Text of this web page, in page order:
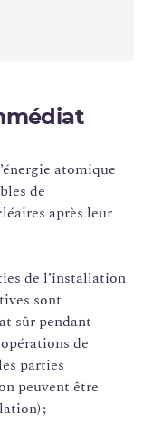
atomique
de
après leur
de l’installation
sont
sûr pendant
de
parties
peuvent être
;